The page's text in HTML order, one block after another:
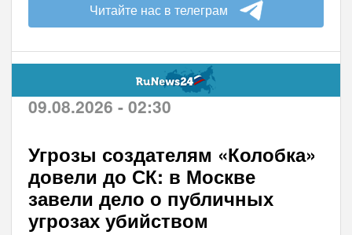
Читайте нас в телеграм
09.08.2026 - 02:30
Угрозы создателям «Колобка»
довели до СК: в Москве
завели дело о публичных
угрозах убийством